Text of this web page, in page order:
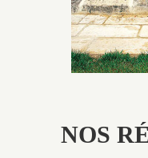
NOS